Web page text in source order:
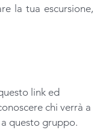
la tua escursione,
link ed
chi verrà a
questo gruppo.